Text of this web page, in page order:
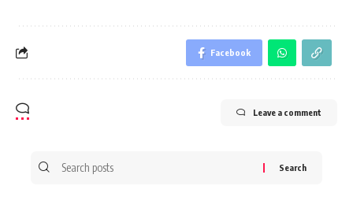
Facebook
Leave a comment
Search